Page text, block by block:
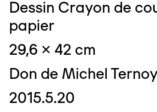
Dessin Crayon de
papier
29,6 x 42 cm
Don de Michel
2015.5.20